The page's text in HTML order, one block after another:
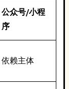
公众号/小程
序
依赖主体